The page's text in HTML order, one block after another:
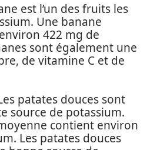
est l’un des fruits les
Une banane
422 mg de
sont également une
de vitamine C et de
patates douces sont
source de potassium.
contient environ
Les patates douces